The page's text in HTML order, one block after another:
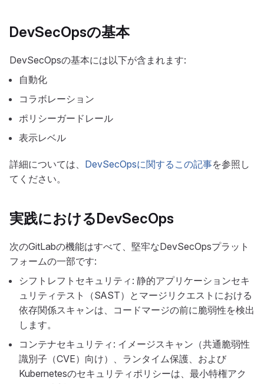
DevSecOpsの基本
DevSecOpsの基本には以下が含まれます:
自動化
コラボレーション
ポリシーガードレール
表示レベル
詳細については、 DevSecOpsに関するこの記事を参照し
てください。
実践におけるDevSecOps
次のGitLabの機能はすべて、堅牢なDevSecOpsプラット
フォームの一部です:
シフトレフトセキュリティ: 静的アプリケーションセキ
ュリティテスト（SAST）とマージリクエストにおける
依存関係スキャンは、コードマージの前に脆弱性を検出
します。
コンテナセキュリティ: イメージスキャン（共通脆弱性
識別子（CVE）向け）、ランタイム保護、および
Kubernetesのセキュリティポリシーは、最小特権アク